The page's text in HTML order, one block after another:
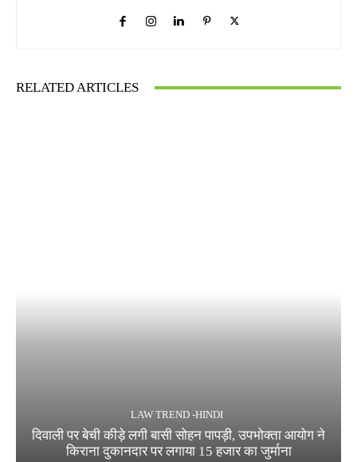
RELATED ARTICLES
LAW TREND -HINDI
दिवाली पर बेची कीड़े लगी बासी सोहन पापड़ी, उपभोक्ता आयोग ने
किराना दुकानदार पर लगाया 15 हजार का जुर्माना